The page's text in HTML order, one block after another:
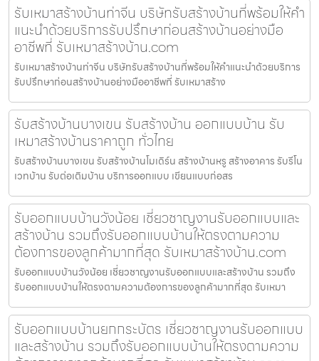
รับเหมาสร้างบ้านท่าจีน บริษัทรับสร้างบ้านที่พร้อมให้คำ
แนะนำด้วยบริการรับปรึกษาก่อนสร้างบ้านอย่างมือ
อาชีพที่ รับเหมาสร้างบ้าน.com
รับเหมาสร้างบ้านท่าจีน บริษัทรับสร้างบ้านที่พร้อมให้คำแนะนำด้วยบริการ
รับปรึกษาก่อนสร้างบ้านอย่างมืออาชีพที่ รับเหมาสร้าง
รับสร้างบ้านบางเขน รับสร้างบ้าน ออกแบบบ้าน รับ
เหมาสร้างบ้านราคาถูก ทั่วไทย
รับสร้างบ้านบางเขน รับสร้างบ้านโมเดิร์น สร้างบ้านหรู สร้างอาคาร รับรีโน
เวทบ้าน รับต่อเติมบ้าน บริการออกแบบ เขียนแบบก่อสร
รับออกแบบบ้านวังน้อย เชี่ยวชาญงานรับออกแบบและ
สร้างบ้าน รวมถึงรับออกแบบบ้านให้ตรงตามความ
ต้องการของลูกค้ามากที่สุด รับเหมาสร้างบ้าน.com
รับออกแบบบ้านวังน้อย เชี่ยวชาญงานรับออกแบบและสร้างบ้าน รวมถึง
รับออกแบบบ้านให้ตรงตามความต้องการของลูกค้ามากที่สุด รับเหมา
รับออกแบบบ้านยกกระบัตร เชี่ยวชาญงานรับออกแบบ
และสร้างบ้าน รวมถึงรับออกแบบบ้านให้ตรงตามความ